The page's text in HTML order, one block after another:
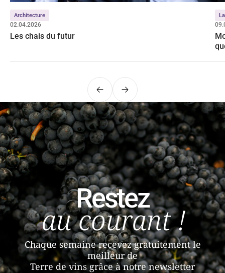
Architecture
02.04.2026
Les chais du futur
PrécédentSuivant
Restez
au courant !
Chaque semaine recevez gratuitement le
meilleur de
Terre de vins grâce à notre newsletter